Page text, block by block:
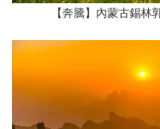
【奔騰】內蒙古錫